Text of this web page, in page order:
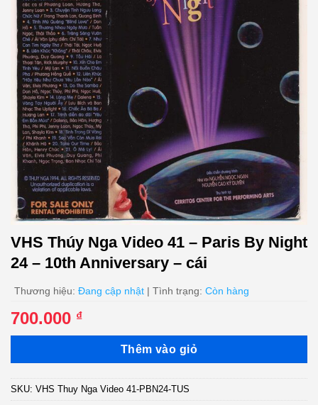
VHS Thúy Nga Video 41 – Paris By Night
24 – 10th Anniversary – cái
Thương hiệu: Đang cập nhật | Tình trạng: Còn hàng
700.000 ₫
Thêm vào giỏ
SKU: VHS Thuy Nga Video 41-PBN24-TUS